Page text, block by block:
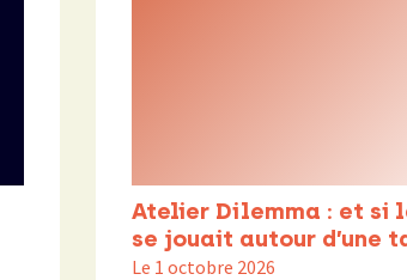
Atelier Dilemma : et si
se jouait autour d’une
Le 1 octobre 2026